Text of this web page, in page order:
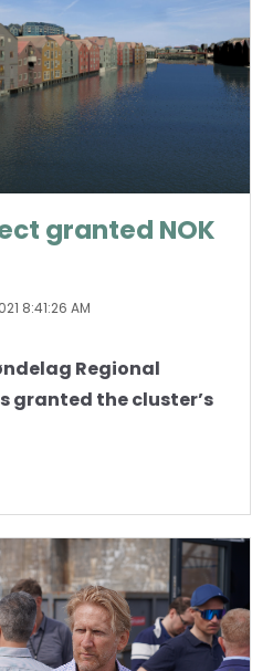
granted NOK
8:41:26 AM
Regional
granted the cluster’s